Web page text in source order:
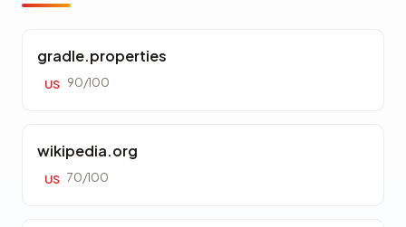
gradle.properties
US 90/100
wikipedia.org
US 70/100